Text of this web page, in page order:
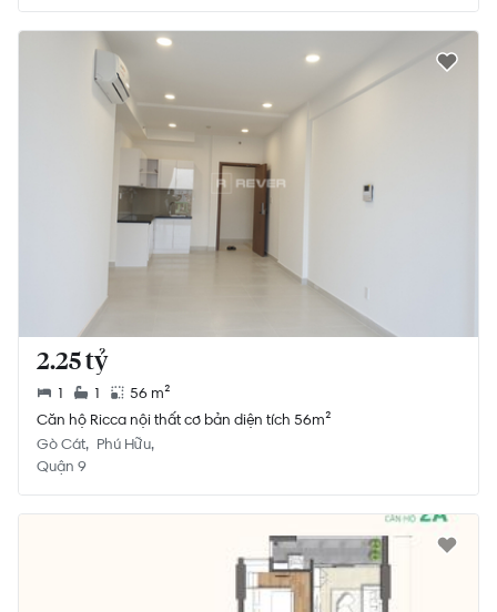
2.25 tỷ
1 1
56 m²
Căn hộ Ricca nội thất cơ bản diện tích 56m²
Gò Cát
Phú Hữu
Quận 9